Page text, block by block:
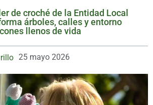
de croché de la Entidad Local
árboles, calles y entorno
llenos de vida
25 mayo 2026